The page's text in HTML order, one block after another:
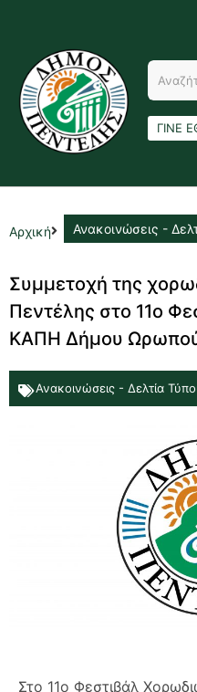
ΓΙΝΕ
Αρχική Ανακοινώσεις -
Συμμετοχή της
Πεντέλης στο 11ο
ΚΑΠΗ Δήμου
Ανακοινώσεις - Δελτία
Στο 11ο Φεστιβάλ